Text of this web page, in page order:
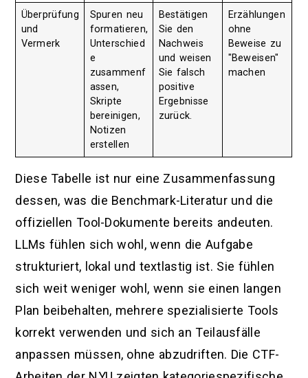
Überprüfung
und
Vermerk
Spuren neu
formatieren,
Unterschied
e
zusammenf
assen,
Skripte
bereinigen,
Notizen
erstellen
Bestätigen
Sie den
Nachweis
und weisen
Sie falsch
positive
Ergebnisse
zurück.
Erzählungen
ohne
Beweise zu
"Beweisen"
machen
Diese Tabelle ist nur eine Zusammenfassung
dessen, was die Benchmark-Literatur und die
offiziellen Tool-Dokumente bereits andeuten.
LLMs fühlen sich wohl, wenn die Aufgabe
strukturiert, lokal und textlastig ist. Sie fühlen
sich weit weniger wohl, wenn sie einen langen
Plan beibehalten, mehrere spezialisierte Tools
korrekt verwenden und sich an Teilausfälle
anpassen müssen, ohne abzudriften. Die CTF-